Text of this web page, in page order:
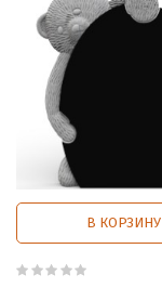
В КОРЗИНУ